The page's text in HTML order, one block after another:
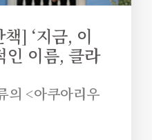
] ‘지금, 이
인 이름, 클라
의 <아쿠아리우